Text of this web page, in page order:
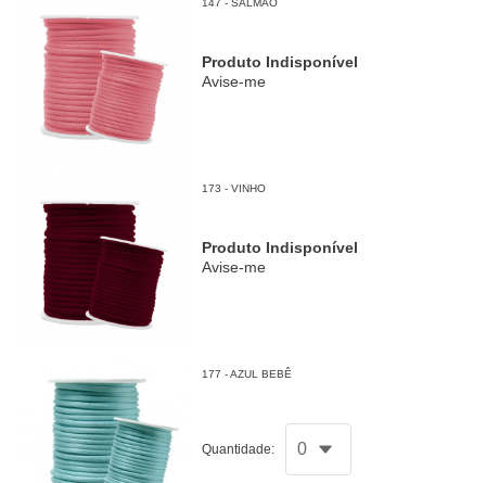
Produto Indisponível
Avise-me
173 - VINHO
Produto Indisponível
Avise-me
177 - AZUL BEBÊ
Quantidade: